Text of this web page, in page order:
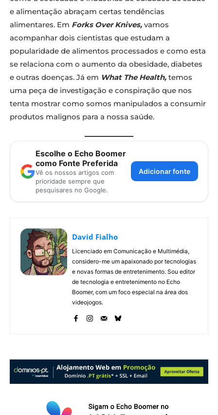
e alimentação abraçam certas tendências
alimentares. Em Forks Over Knives, vamos
acompanhar dois cientistas que estudam a
popularidade de alimentos processados e como esta
se relaciona com o aumento da obesidade, diabetes
e outras doenças. Já em What The Health, temos
uma peça de investigação e conspiração que nos
tenta mostrar como somos manipulados a consumir
produtos malignos para a nossa saúde.
Escolhe o Echo Boomer
como Fonte Preferida
Vê os nossos artigos com
prioridade sempre que
pesquisares no Google.
Adicionar fonte
David Fialho
Licenciado em Comunicação e Multimédia,
considero-me um apaixonado por tecnologias
e novas formas de entretenimento. Sou editor
de tecnologia e entretenimento no Echo
Boomer, com um foco especial na área dos
videojogos.